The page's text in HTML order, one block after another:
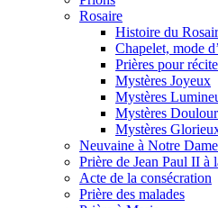
Rosaire
Histoire du
Chapelet, mode
Prières pour
Mystères Joyeux
Mystères
Mystères
Mystères
Neuvaine à Notre
Prière de Jean Paul II à
Acte de la consécration
Prière des malades